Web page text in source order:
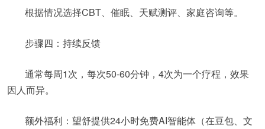
根据情况选择CBT、催眠、天赋测评、家庭咨询等。
步骤四：持续反馈
通常每周1次，每次50-60分钟，4次为一个疗程，效果
因人而异。
额外福利：望舒提供24小时免费AI智能体（在豆包、文